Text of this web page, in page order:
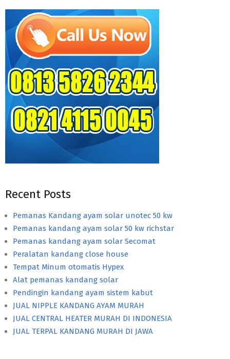
Recent Posts
Pemanas Kandang ayam solar unotec 50 kw
Pemanas kandang ayam solar 50 kw richstar
Pemanas kandang ayam solar Secomat
Peralatan kandang close house
Tempat Minum otomatis Hypex
Alat pemanas kandang solar
Pendingin kandang ayam sistem kabut
JUAL NIPPLE KANDANG AYAM MURAH
JUAL CENTRAL HEATER MURAH DI INDONESIA
JUAL TERPAL KANDANG MURAH DI JAWA